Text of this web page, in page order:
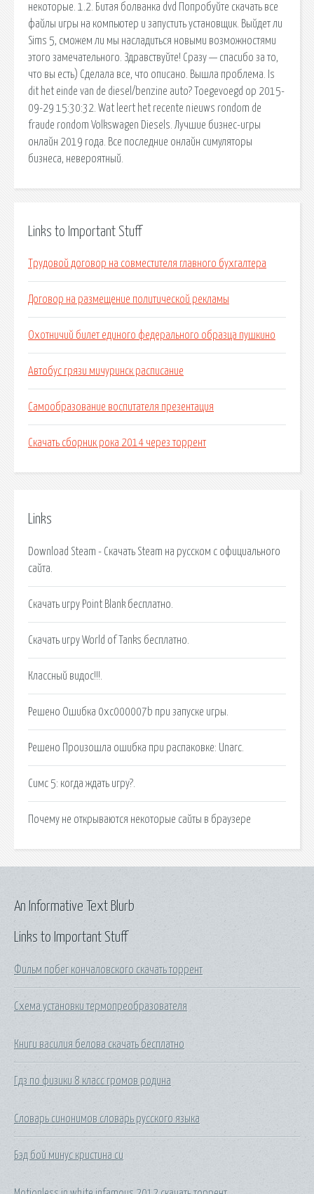
некоторые. 1.2. Битая болванка dvd Попробуйте скачать все
файлы игры на компьютер и запустить установщик. Выйдет ли
Sims 5, сможем ли мы насладиться новыми возможностями
этого замечательного. Здравствуйте! Сразу — спасибо за то,
что вы есть) Сделала все, что описано. Вышла проблема. Is
dit het einde van de diesel/benzine auto? Toegevoegd op 2015-
09-29 15:30:32. Wat leert het recente nieuws rondom de
fraude rondom Volkswagen Diesels. Лучшие бизнес-игры
онлайн 2019 года. Все последние онлайн симуляторы
бизнеса, невероятный.
Links to Important Stuff
Трудовой договор на совместителя главного бухгалтера
Договор на размещение политической рекламы
Охотничий билет единого федерального образца пушкино
Автобус грязи мичуринск расписание
Самообразование воспитателя презентация
Скачать сборник рока 2014 через торрент
Links
Download Steam - Скачать Steam на русском с официального
сайта.
Скачать игру Point Blank бесплатно.
Скачать игру World of Tanks бесплатно.
Классный видос!!!.
Решено Ошибка 0xc000007b при запуске игры.
Решено Произошла ошибка при распаковке: Unarc.
Симс 5: когда ждать игру?.
Почему не открываются некоторые сайты в браузере
Links to Important Stuff
Фильм побег кончаловского скачать торрент
Схема установки термопреобразователя
Книги василия белова скачать бесплатно
Гдз по физики 8 класс громов родина
Словарь синонимов словарь русского языка
Бэд бой минус кристина си
An Informative Text Blurb